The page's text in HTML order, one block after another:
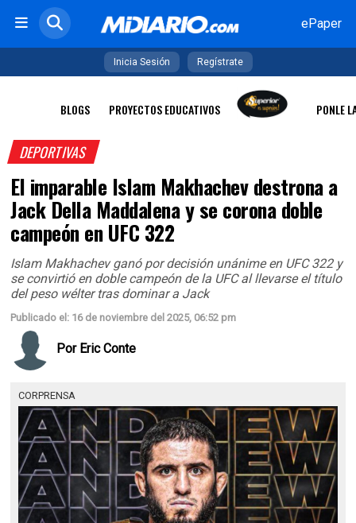
ePaper
Inicia Sesión Regístrate
BLOGS PROYECTOS EDUCATIVOS PONLE
DEPORTIVAS
El imparable Islam Makhachev destrona a
Jack Della Maddalena y se corona doble
campeón en UFC 322
Islam Makhachev ganó por decisión unánime en UFC 322 y
se convirtió en doble campeón de la UFC al llevarse el título
del peso wélter tras dominar a Jack
Publicado el: 16 de noviembre del 2025, 06:52 pm
Por Eric Conte
CORPRENSA